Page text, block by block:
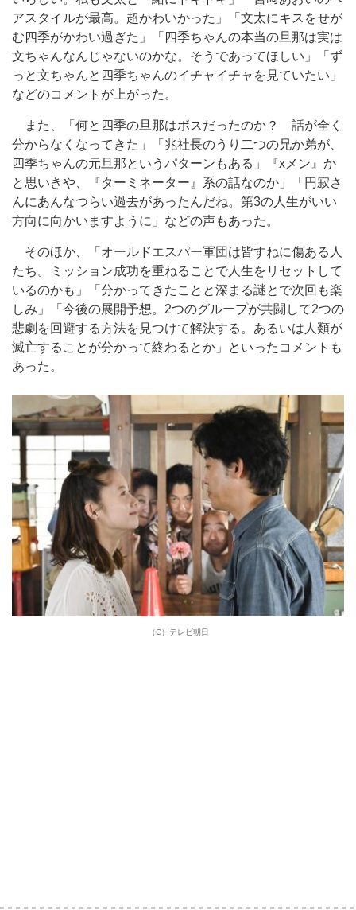
アスタイルが最高。超かわいかった」「文太にキスをせが
む四季がかわい過ぎた」「四季ちゃんの本当の旦那は実は
文ちゃんなんじゃないのかな。そうであってほしい」「ず
っと文ちゃんと四季ちゃんのイチャイチャを見ていたい」
などのコメントが上がった。
また、「何と四季の旦那はボスだったのか？ 話が全く
分からなくなってきた」「兆社長のうり二つの兄か弟が、
四季ちゃんの元旦那というパターンもある」『xメン』か
と思いきや、『ターミネーター』系の話なのか」「円寂さ
んにあんなつらい過去があったんだね。第3の人生がいい
方向に向かいますように」などの声もあった。
そのほか、「オールドエスパー軍団は皆すねに傷ある人
たち。ミッション成功を重ねることで人生をリセットして
いるのかも」「分かってきたことと深まる謎とで次回も楽
しみ」「今後の展開予想。2つのグループが共闘して2つの
悲劇を回避する方法を見つけて解決する。あるいは人類が
滅亡することが分かって終わるとか」といったコメントも
あった。
（C）テレビ朝日